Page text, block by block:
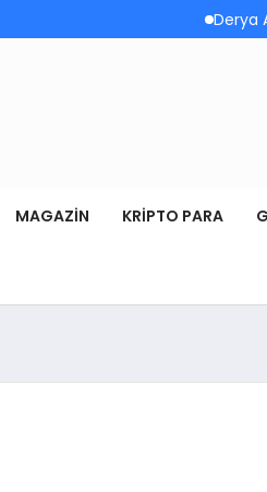
Derya
MAGAZIN KRIPTO PARA